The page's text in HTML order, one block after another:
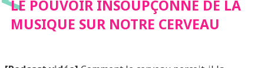
LE POUVOIR INSOUPÇONNÉ DE LA
MUSIQUE SUR NOTRE CERVEAU